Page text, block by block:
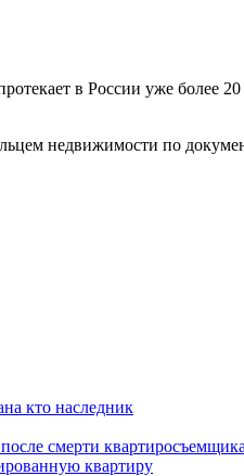
в России уже более
недвижимости по
кто наследник
смерти квартиросъемщика
квартиру